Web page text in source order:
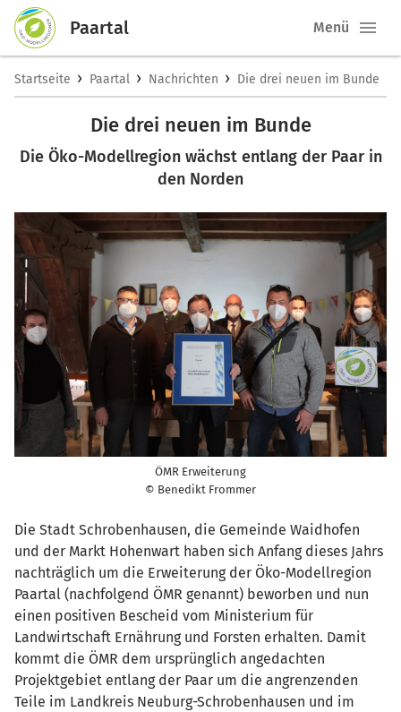
Paartal Menü
Startseite › Paartal › Nachrichten › Die drei neuen im Bunde
Die drei neuen im Bunde
Die Öko-Modellregion wächst entlang der Paar in
den Norden
ÖMR Erweiterung
© Benedikt Frommer
Die Stadt Schrobenhausen, die Gemeinde Waidhofen
und der Markt Hohenwart haben sich Anfang dieses Jahrs
nachträglich um die Erweiterung der Öko-Modellregion
Paartal (nachfolgend ÖMR genannt) beworben und nun
einen positiven Bescheid vom Ministerium für
Landwirtschaft Ernährung und Forsten erhalten. Damit
kommt die ÖMR dem ursprünglich angedachten
Projektgebiet entlang der Paar um die angrenzenden
Teile im Landkreis Neuburg-Schrobenhausen und im